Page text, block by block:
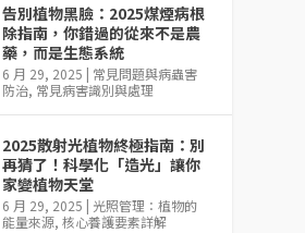
告別植物黑臉：2025煤煙病根
除指南，你錯過的從來不是農
藥，而是生態系統
6 月 29, 2025 | 常見問題與病蟲害
防治, 常見病害識別與處理
2025散射光植物終極指南：別
再猜了！科學化「造光」讓你
家變植物天堂
6 月 29, 2025 | 光照管理：植物的
能量來源,核心養護要素詳解